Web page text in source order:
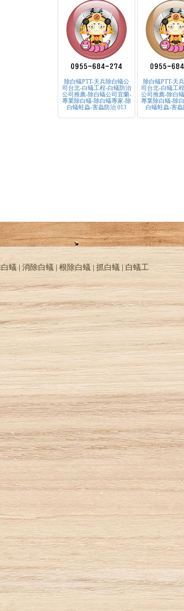
除白蟻PTT-天兵除白蟻公
司台北-白蟻工程-白蟻防治
公司推薦-除白蟻公司宜蘭-
專業除白蟻-除白蟻專家-除
白蟻蛀蟲-害蟲防治 013
除白蟻PTT-天
司台北-白蟻工
公司推薦-除白
專業除白蟻-除
白蟻蛀蟲-害蟲
蟻 | 消除白蟻 | 根除白蟻 | 抓白蟻 |白蟻工